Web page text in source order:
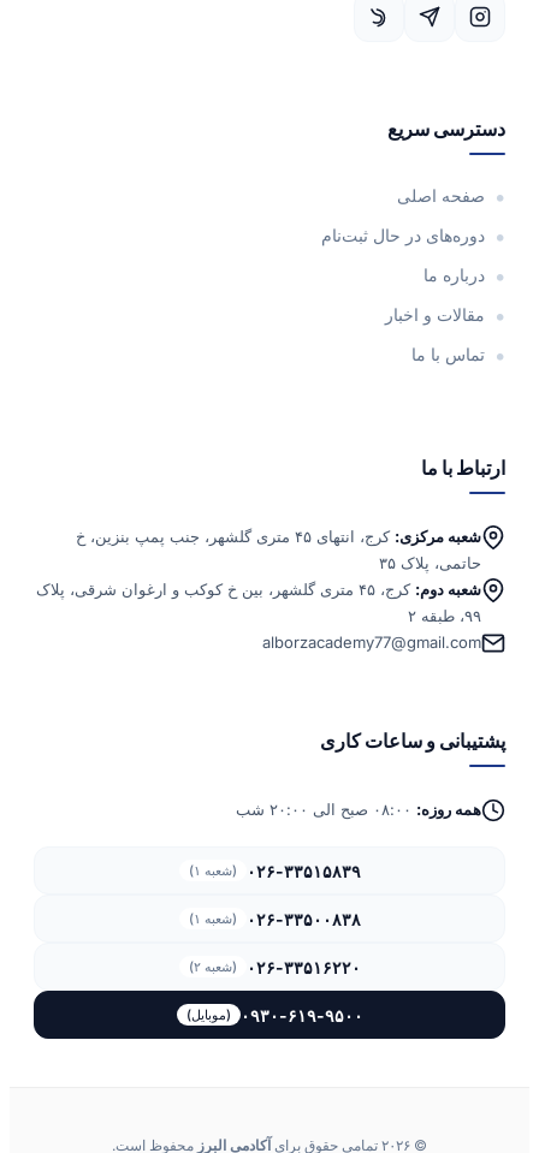
دسترسی سریع
صفحه اصلی
دوره‌های در حال ثبت‌نام
درباره ما
مقالات و اخبار
تماس با ما
ارتباط با ما
شعبه مرکزی:
کرج، انتهای ۴۵ متری گلشهر، جنب پمپ بنزین، خ
حاتمی، پلاک ۳۵
شعبه دوم:
کرج، ۴۵ متری گلشهر، بین خ کوکب و ارغوان شرقی، پلاک
۹۹، طبقه ۲
alborzacademy77@gmail.com
پشتیبانی و ساعات کاری
همه روزه:
۰۲۶-۳۳۵۱۵۸۳۹ (شعبه ۱)
۰۲۶-۳۳۵۰۰۸۳۸ (شعبه ۱)
۰۲۶-۳۳۵۱۶۲۲۰ (شعبه ۲)
۰۹۳۰-۶۱۹-۹۵۰۰ (موبایل)
© ۲۰۲۶ تمامی حقوق برای آکادمی البرز محفوظ است.